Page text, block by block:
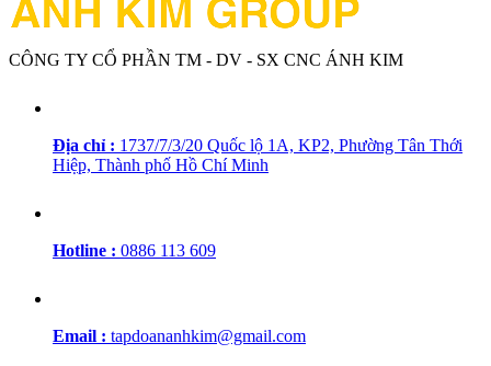
CÔNG TY CỔ PHẦN TM - DV - SX CNC ÁNH KIM
Địa chỉ : 1737/7/3/20 Quốc lộ 1A, KP2, Phường Tân Thới
Hiệp, Thành phố Hồ Chí Minh
Hotline : 0886 113 609
Email : tapdoananhkim@gmail.com